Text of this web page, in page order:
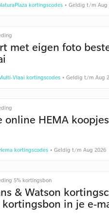
kortingscodes• Geldig t/m Aug
met eigen foto
Vlaai kortingscodes• Geldig t/m Aug
online HEMA
kortingscodes• Geldig t/m Aug 2026
5% kortingsbon
& Watson
kortingsbon in je e-